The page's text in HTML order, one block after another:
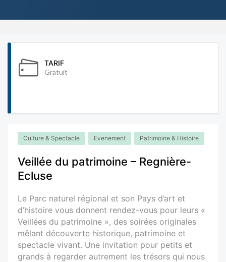
TARIF
Gratuit
Culture & Spectacle Evenement Patrimoine & Histoire
Veillée du patrimoine – Regnière-
Ecluse
Le Parc naturel régional et son Pays d’art et
d’histoire vous donnent rendez-vous pour leurs «
Veillées du patrimoine », des soirées originales
mêlant découverte historique, patrimoine et
spectacle vivant. Une invitation pour petits et
grands à regarder autrement les trésors qui nous